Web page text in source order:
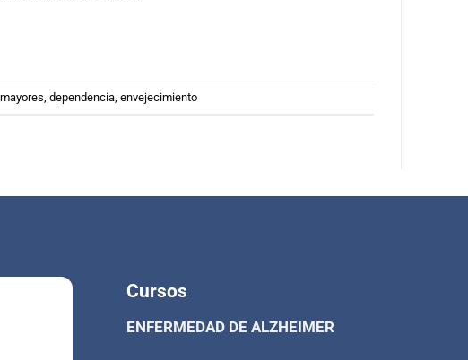
dependencia envejecimiento
Cursos
ENFERMEDAD DE ALZHEIMER